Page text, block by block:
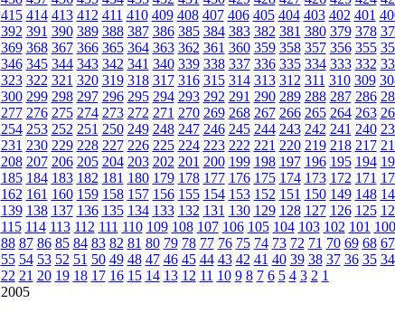
415 414 413 412 411 410 409 408 407 406 405 404 403 402 401
392 391 390 389 388 387 386 385 384 383 382 381 380 379 378
369 368 367 366 365 364 363 362 361 360 359 358 357 356 355
346 345 344 343 342 341 340 339 338 337 336 335 334 333 332
323 322 321 320 319 318 317 316 315 314 313 312 311 310 309
300 299 298 297 296 295 294 293 292 291 290 289 288 287 286
277 276 275 274 273 272 271 270 269 268 267 266 265 264 263
254 253 252 251 250 249 248 247 246 245 244 243 242 241 240
231 230 229 228 227 226 225 224 223 222 221 220 219 218 217
208 207 206 205 204 203 202 201 200 199 198 197 196 195 194
185 184 183 182 181 180 179 178 177 176 175 174 173 172 171
162 161 160 159 158 157 156 155 154 153 152 151 150 149 148
139 138 137 136 135 134 133 132 131 130 129 128 127 126 125
115 114 113 112 111 110 109 108 107 106 105 104 103 102 101 100
88 87 86 85 84 83 82 81 80 79 78 77 76 75 74 73 72 71 70 69 68 67
55 54 53 52 51 50 49 48 47 46 45 44 43 42 41 40 39 38 37 36 35 34
22 21 20 19 18 17 16 15 14 13 12 11 10 9 8 7 6 5 4 3 2 1
2005